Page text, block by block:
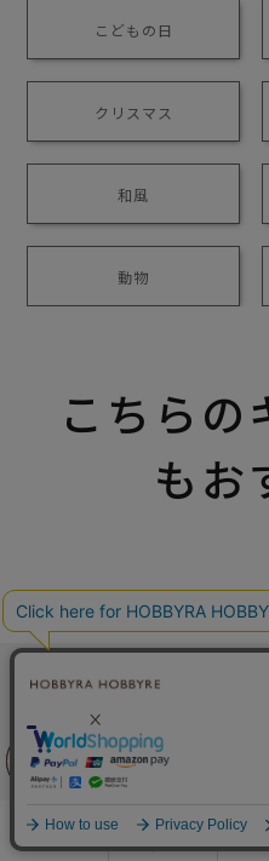
商品を探す 手芸を学ぶ ガ
前に戻る
こどもの日
クリスマス
和風
動物
こちらの
もお
前に戻る
日
月
2
3 4